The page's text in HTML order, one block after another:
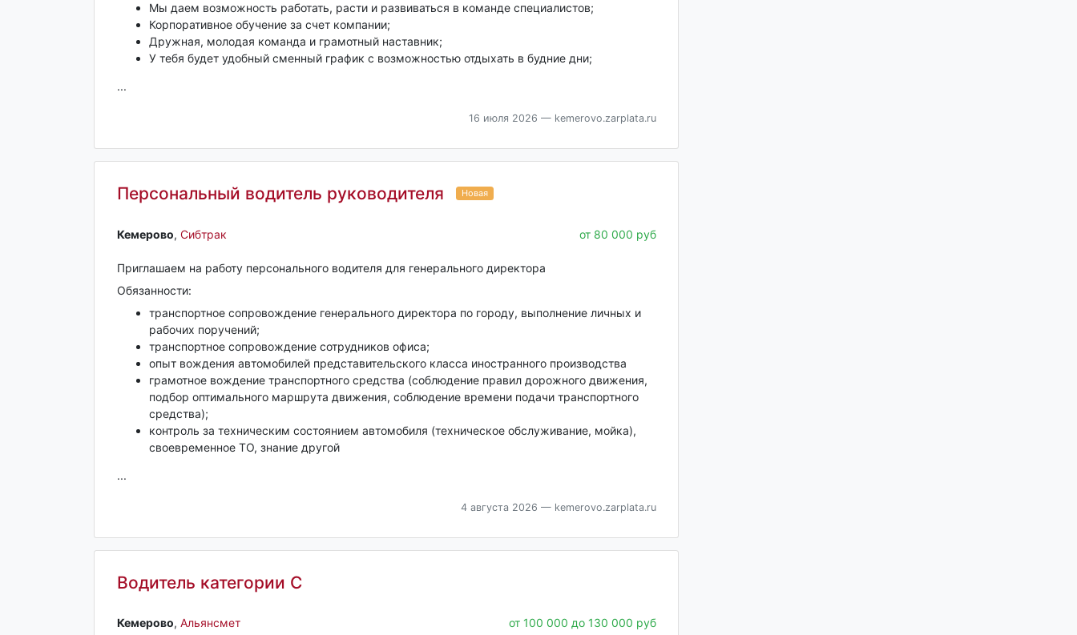
Мы даем возможность работать, расти и развиваться в команде специалистов;
Корпоративное обучение за счет компании;
Дружная, молодая команда и грамотный наставник;
У тебя будет удобный сменный график с возможностью отдыхать в будние дни;
...
16 июля 2026 — kemerovo.zarplata.ru
Персональный водитель руководителя Новая
Кемерово‎, Сибтрак от 80 000 руб
Приглашаем на работу персонального водителя для генерального директора
Обязанности:
транспортное сопровождение генерального директора по городу, выполнение личных и
рабочих поручений;
транспортное сопровождение сотрудников офиса;
опыт вождения автомобилей представительского класса иностранного производства
грамотное вождение транспортного средства (соблюдение правил дорожного движения,
подбор оптимального маршрута движения, соблюдение времени подачи транспортного
средства);
контроль за техническим состоянием автомобиля (техническое обслуживание, мойка),
своевременное ТО, знание другой
...
4 августа 2026 — kemerovo.zarplata.ru
Водитель категории С
Кемерово‎, Альянсмет от 100 000 до 130 000 руб